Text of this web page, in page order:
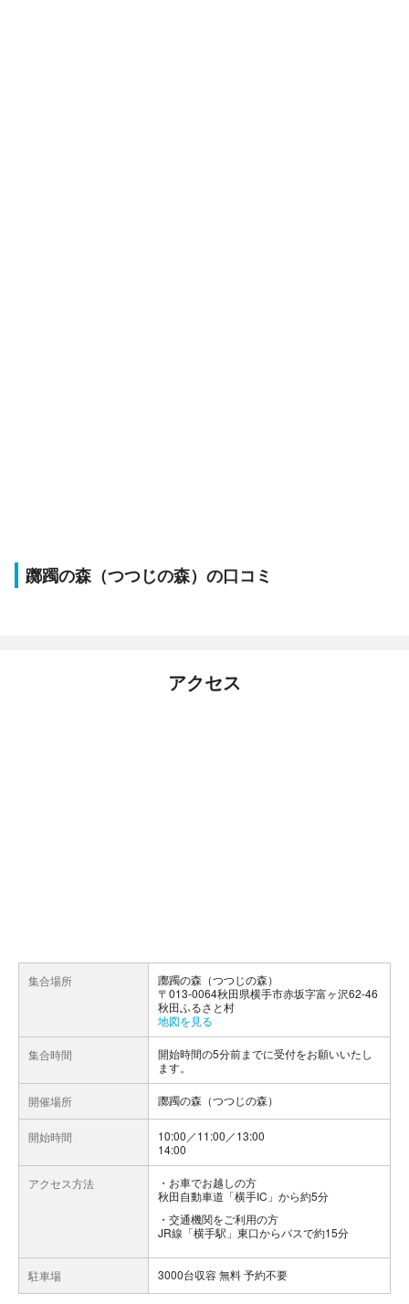
躑躅の森（つつじの森）の口コミ
アクセス
集合場所
躑躅の森（つつじの森）
〒013-0064秋田県横手市赤坂字富ヶ沢62-46
秋田ふるさと村
地図を見る
集合時間
開始時間の5分前までに受付をお願いいたし
ます。
開催場所 躑躅の森（つつじの森）
開始時間
10:00／11:00／13:00
14:00
アクセス方法
お車でお越しの方
秋田自動車道「横手IC」から約5分
交通機関をご利用の方
JR線「横手駅」東口からバスで約15分
駐車場 3000台収容 無料 予約不要